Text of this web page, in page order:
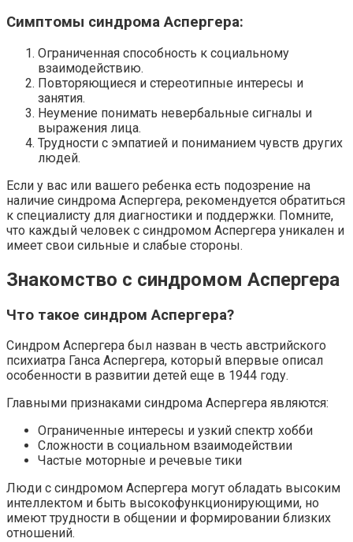
Симптомы синдрома Аспергера:
Ограниченная способность к социальному
взаимодействию.
Повторяющиеся и стереотипные интересы и
занятия.
Неумение понимать невербальные сигналы и
выражения лица.
Трудности с эмпатией и пониманием чувств других
людей.
Если у вас или вашего ребенка есть подозрение на
наличие синдрома Аспергера, рекомендуется обратиться
к специалисту для диагностики и поддержки. Помните,
что каждый человек с синдромом Аспергера уникален и
имеет свои сильные и слабые стороны.
Знакомство с синдромом Аспергера
Что такое синдром Аспергера?
Синдром Аспергера был назван в честь австрийского
психиатра Ганса Аспергера, который впервые описал
особенности в развитии детей еще в 1944 году.
Главными признаками синдрома Аспергера являются:
Ограниченные интересы и узкий спектр хобби
Сложности в социальном взаимодействии
Частые моторные и речевые тики
Люди с синдромом Аспергера могут обладать высоким
интеллектом и быть высокофункционирующими, но
имеют трудности в общении и формировании близких
отношений.